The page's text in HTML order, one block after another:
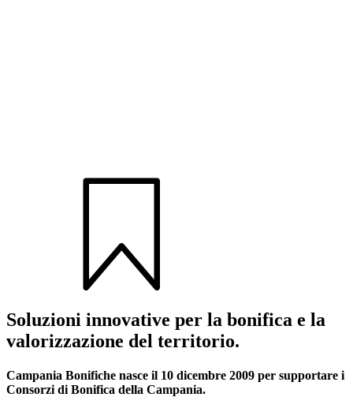
Soluzioni innovative per la bonifica e la
valorizzazione del territorio.
Campania Bonifiche nasce il 10 dicembre 2009 per supportare i
Consorzi di Bonifica della Campania.